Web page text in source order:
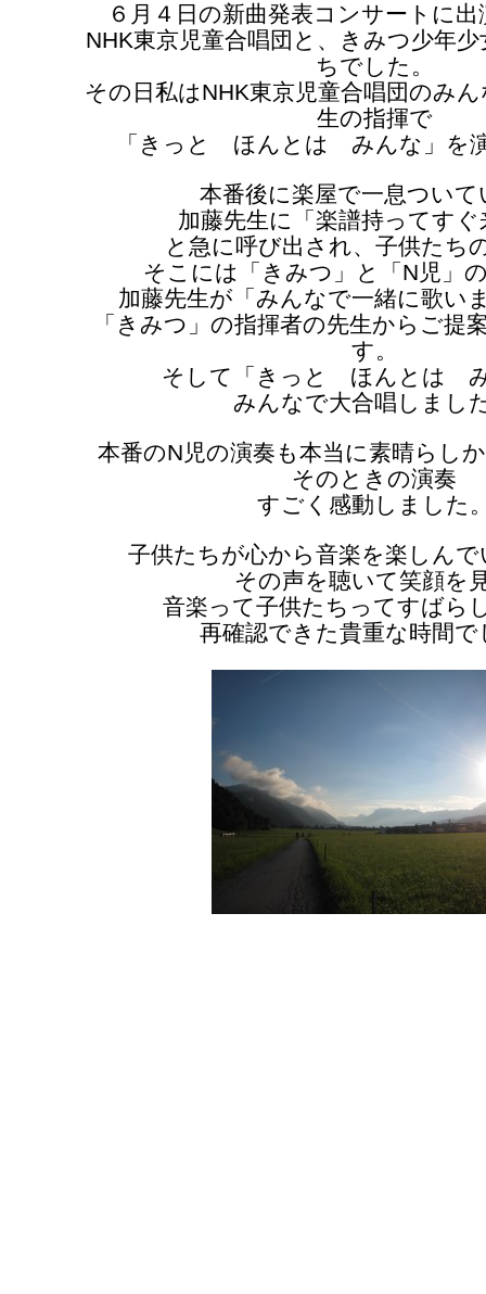
６月４日の新曲発表コンサートに
NHK東京児童合唱団と、きみつ少年
ちでした。
その日私はNHK東京児童合唱団のみ
生の指揮で
「きっと ほんとは みんな」を
本番後に楽屋で一息ついて
加藤先生に「楽譜持ってすぐ
と急に呼び出され、子供たち
そこには「きみつ」と「N児」
加藤先生が「みんなで一緒に歌い
「きみつ」の指揮者の先生からご提
す。
そして「きっと ほんとは
みんなで大合唱しまし
本番のN児の演奏も本当に素晴らし
そのときの演奏
すごく感動しました
子供たちが心から音楽を楽しん
その声を聴いて笑顔を
音楽って子供たちってすばら
再確認できた貴重な時間で